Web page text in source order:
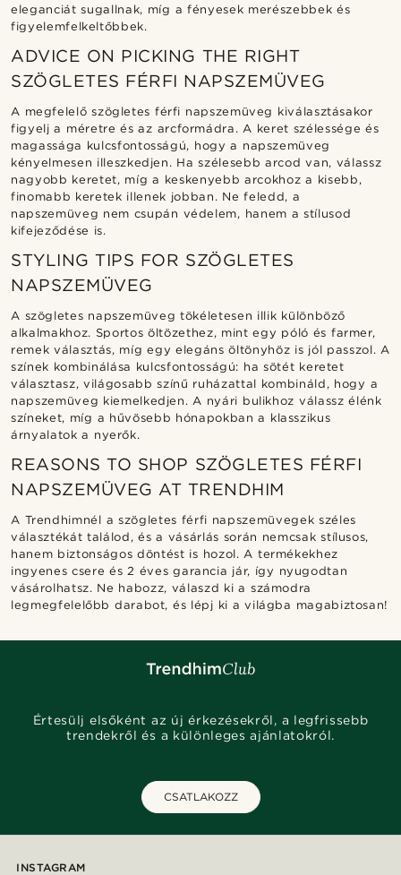
eleganciát sugallnak, míg a fényesek merészebbek és
figyelemfelkeltőbbek.
ADVICE ON PICKING THE RIGHT
SZÖGLETES FÉRFI NAPSZEMÜVEG
A megfelelő szögletes férfi napszemüveg kiválasztásakor
figyelj a méretre és az arcformádra. A keret szélessége és
magassága kulcsfontosságú, hogy a napszemüveg
kényelmesen illeszkedjen. Ha szélesebb arcod van, válassz
nagyobb keretet, míg a keskenyebb arcokhoz a kisebb,
finomabb keretek illenek jobban. Ne feledd, a
napszemüveg nem csupán védelem, hanem a stílusod
kifejeződése is.
STYLING TIPS FOR SZÖGLETES
NAPSZEMÜVEG
A szögletes napszemüveg tökéletesen illik különböző
alkalmakhoz. Sportos öltözethez, mint egy póló és farmer,
remek választás, míg egy elegáns öltönyhöz is jól passzol. A
színek kombinálása kulcsfontosságú: ha sötét keretet
választasz, világosabb színű ruházattal kombináld, hogy a
napszemüveg kiemelkedjen. A nyári bulikhoz válassz élénk
színeket, míg a hűvösebb hónapokban a klasszikus
árnyalatok a nyerők.
REASONS TO SHOP SZÖGLETES FÉRFI
NAPSZEMÜVEG AT TRENDHIM
A Trendhimnél a szögletes férfi napszemüvegek széles
választékát találod, és a vásárlás során nemcsak stílusos,
hanem biztonságos döntést is hozol. A termékekhez
ingyenes csere és 2 éves garancia jár, így nyugodtan
vásárolhatsz. Ne habozz, válaszd ki a számodra
legmegfelelőbb darabot, és lépj ki a világba magabiztosan!
Értesülj elsőként az új érkezésekről, a legfrissebb
trendekről és a különleges ajánlatokról.
CSATLAKOZZ
INSTAGRAM